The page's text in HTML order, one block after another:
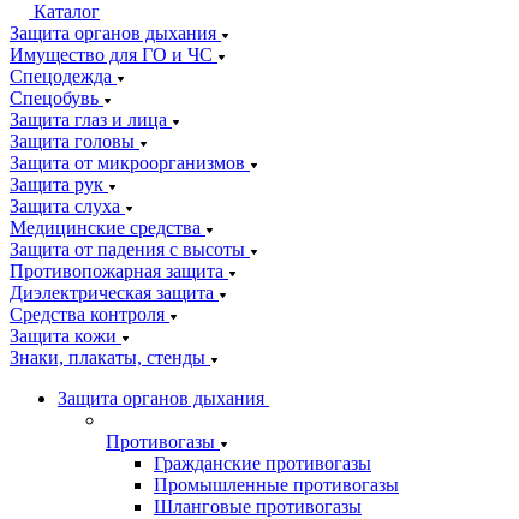
Каталог
Защита органов дыхания
Имущество для ГО и ЧС
Спецодежда
Спецобувь
Защита глаз и лица
Защита головы
Защита от микроорганизмов
Защита рук
Защита слуха
Медицинские средства
Защита от падения с высоты
Противопожарная защита
Диэлектрическая защита
Средства контроля
Защита кожи
Знаки, плакаты, стенды
Защита органов дыхания
Противогазы
Гражданские противогазы
Промышленные противогазы
Шланговые противогазы